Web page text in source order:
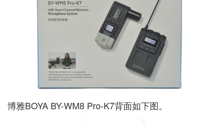
博雅BOYA BY-WM8 Pro-K7背面如下图。